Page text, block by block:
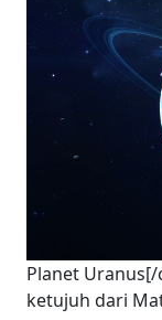
Planet
ketujuh dari